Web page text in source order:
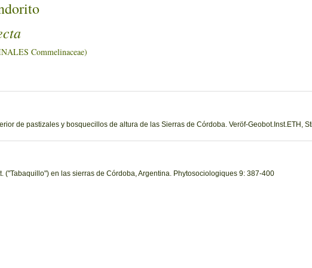
Commelinaceae)
de pastizales y bosquecillos de altura de las Sierras de Córdoba. Veröf-Geobot.Inst.ETH,
en las sierras de Córdoba, Argentina. Phytosociologiques 9: 387-400